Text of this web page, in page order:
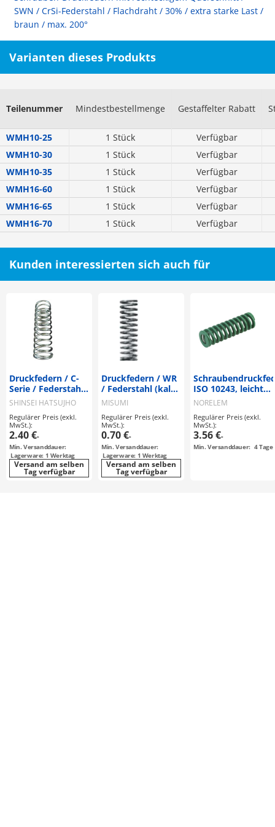
SWN / CrSi-Federstahl / Flachdraht / 30% / extra starke Last /
braun / max. 200°
Varianten dieses Produkts
Teilenummer Mindestbestellmenge Gestaffelter Rabatt
WMH10-25 1 Stück
Verfügbar
WMH10-30
1 Stück
Verfügbar
WMH10-35
1 Stück
Verfügbar
WMH16-60
1 Stück
Verfügbar
WMH16-65
1 Stück
Verfügbar
WMH16-70
1 Stück Verfügbar
Kunden interessierten sich auch für
Druckfedern / C-
Serie / Federstahl
/ spiralförmig /
SHINSEI HATSUJHO
Regulärer Preis (exkl.
MwSt.):
2.40 €-
Min. Versanddauer:
Lagerware: 1 Werktag
Versand am selben
Tag verfügbar
Druckfedern / WR
/ Federstahl (kalt
gezogen) /
spiralförmig /
Nenndurchmesser
außen / 60%
Einfederung
MISUMI
Regulärer Preis (exkl.
MwSt.):
0.70 €-
Min. Versanddauer:
Lagerware: 1 Werktag
Versand am selben
Tag verfügbar
ISO 10243, leichte
Belastung (26000)
NORELEM
Regulärer Preis (exkl.
MwSt.):
3.56 €-
Min. Versanddauer: 4Tage